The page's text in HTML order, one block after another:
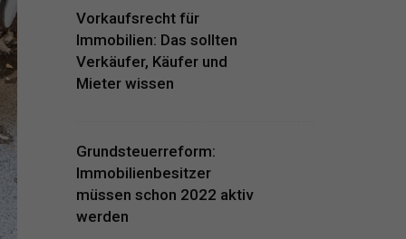
Vorkaufsrecht für
Immobilien: Das sollten
Verkäufer, Käufer und
Mieter wissen
Grundsteuerreform:
Immobilienbesitzer
müssen schon 2022 aktiv
werden